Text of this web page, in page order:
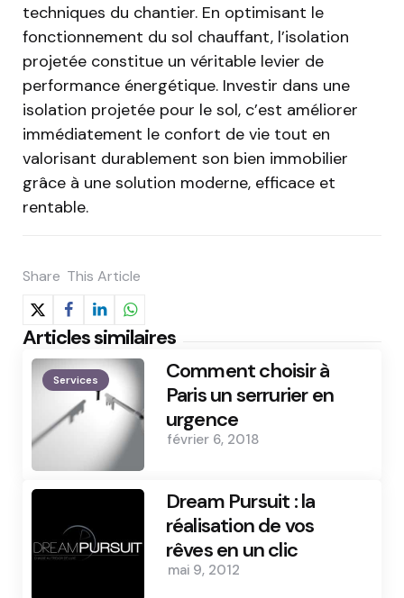
techniques du chantier. En optimisant le
fonctionnement du sol chauffant, l’isolation
projetée constitue un véritable levier de
performance énergétique. Investir dans une
isolation projetée pour le sol, c’est améliorer
immédiatement le confort de vie tout en
valorisant durablement son bien immobilier
grâce à une solution moderne, efficace et
rentable.
Share This Article
Articles similaires
Services
Comment choisir à
Paris un serrurier en
urgence
février 6, 2018
Dream Pursuit : la
réalisation de vos
rêves en un clic
mai 9, 2012